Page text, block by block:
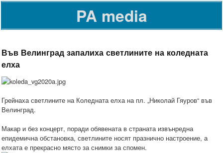
PA media
Във Велинград запалиха светлините на коледната
елха
Грейнаха светлините на Коледната елха на пл. „Николай Гяуров“ във
Велинград.
Макар и без концерт, поради обявената в страната извънредна
епидемична обстановка, светлините носят празнично настроение, а
елхата е прекрасно място за снимки за спомен.